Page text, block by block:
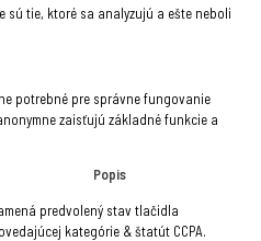
sú tie, ktoré sa analyzujú a ešte neboli
potrebné pre správne fungovanie
zaisťujú základné funkcie a
Popis
predvolený stav tlačidla
kategórie & štatút CCPA.